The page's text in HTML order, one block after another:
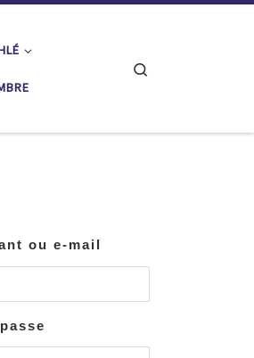
ou e-mail